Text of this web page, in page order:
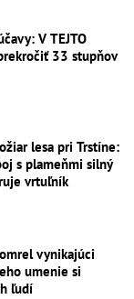
V TEJTO
33 stupňov
lesa pri Trstíne:
s plameňmi silný
vrtuľník
vynikajúci
umenie si
ľudí